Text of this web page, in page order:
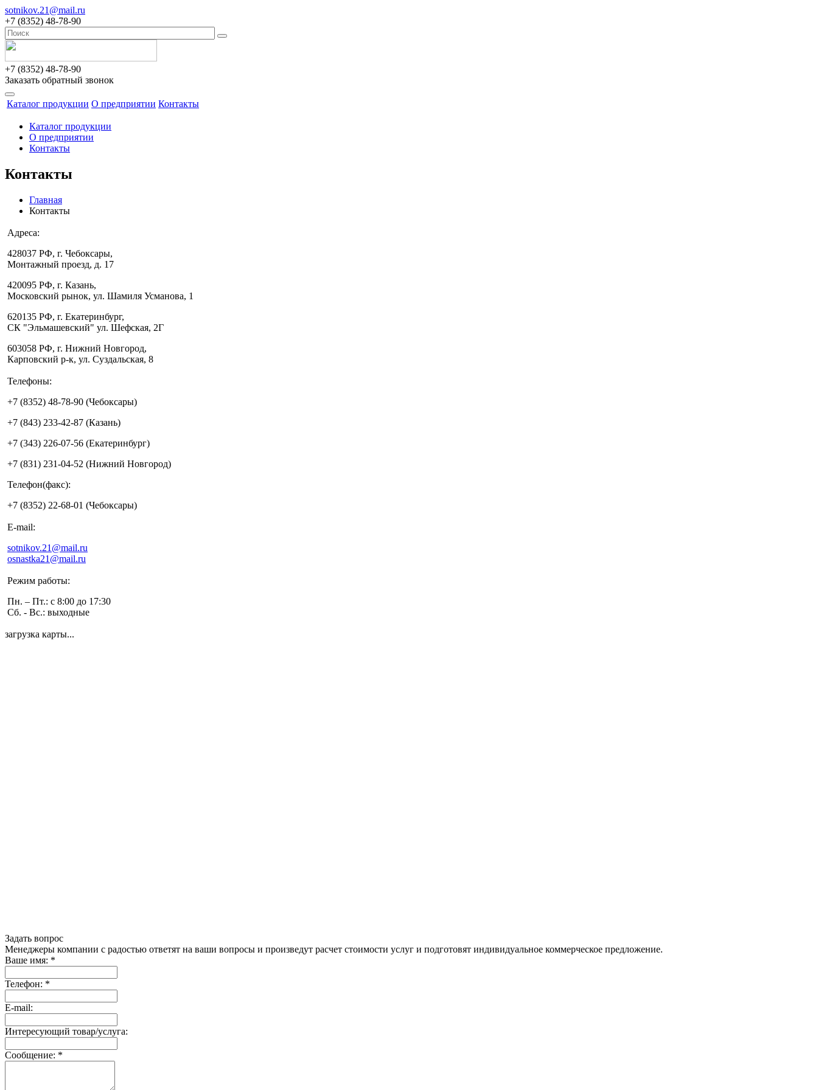
sotnikov.21@mail.ru
+7 (8352) 48-78-90
+7 (8352) 48-78-90
Заказать обратный звонок
Каталог продукции О предприятии Контакты
Каталог продукции
О предприятии
Контакты
Контакты
Главная
Контакты
Адреса:
428037 РФ, г. Чебоксары,
Монтажный проезд, д. 17
420095 РФ, г. Казань,
Московский рынок, ул. Шамиля Усманова, 1
620135 РФ, г. Екатеринбург,
СК "Эльмашевский" ул. Шефская, 2Г
603058 РФ, г. Нижний Новгород,
Карповский р-к, ул. Суздальская, 8
Телефоны:
+7 (8352) 48-78-90 (Чебоксары)
+7 (843) 233-42-87 (Казань)
+7 (343) 226-07-56 (Екатеринбург)
+7 (831) 231-04-52 (Нижний Новгород)
Телефон(факс):
+7 (8352) 22-68-01 (Чебоксары)
E-mail:
sotnikov.21@mail.ru
osnastka21@mail.ru
Режим работы:
Пн. – Пт.: с 8:00 до 17:30
Сб. - Вс.: выходные
загрузка карты...
Задать вопрос
Менеджеры компании с радостью ответят на ваши вопросы и произведут расчет стоимости услуг и подготовят индивидуальное коммерческое предложение.
Ваше имя: *
Телефон: *
E-mail:
Интересующий товар/услуга:
Сообщение: *